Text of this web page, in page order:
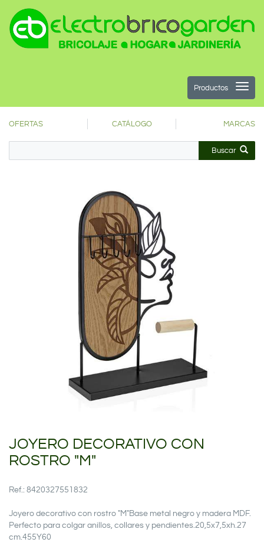
Productos
OFERTAS CATÁLOGO MARCAS
Buscar
JOYERO DECORATIVO CON
ROSTRO "M"
Ref.: 8420327551832
Joyero decorativo con rostro "M"Base metal negro y madera MDF.
Perfecto para colgar anillos, collares y pendientes.20,5x7,5xh.27
cm.455Y60